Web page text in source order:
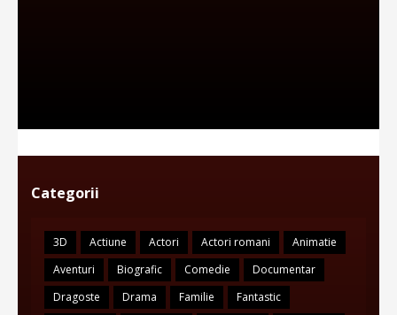
Categorii
3D Actiune Actori Actori romani
Animatie
Aventuri
Biografic Comedie
Documentar
Dragoste
Drama Familie
Fantastic